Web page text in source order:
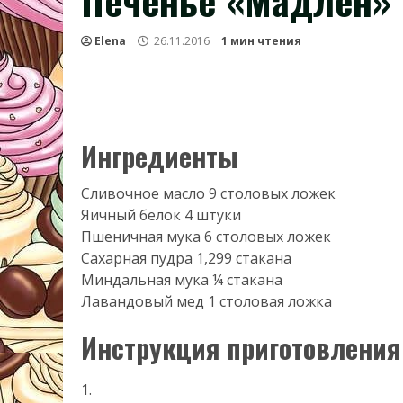
Elena 26.11.2016 1 мин чтения
Ингредиенты
Сливочное масло 9 столовых ложек
Яичный белок 4 штуки
Пшеничная мука 6 столовых ложек
Сахарная пудра 1,299 стакана
Миндальная мука ¼ стакана
Лавандовый мед 1 столовая ложка
Инструкция приготовления